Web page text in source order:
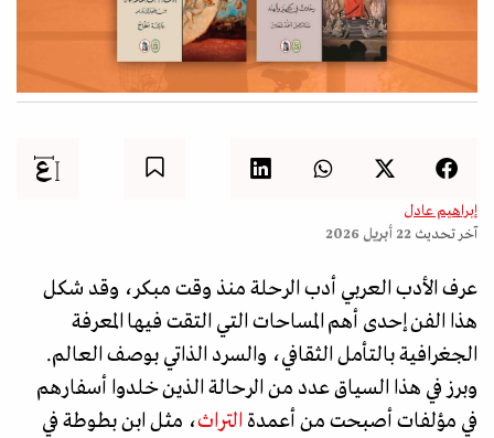
إبراهيم عادل
آخر تحديث 22 أبريل 2026
عرف الأدب العربي أدب الرحلة منذ وقت مبكر، وقد شكل
هذا الفن إحدى أهم المساحات التي التقت فيها المعرفة
الجغرافية بالتأمل الثقافي، والسرد الذاتي بوصف العالم.
وبرز في هذا السياق عدد من الرحالة الذين خلدوا أسفارهم
في مؤلفات أصبحت من أعمدة التراث، مثل ابن بطوطة في